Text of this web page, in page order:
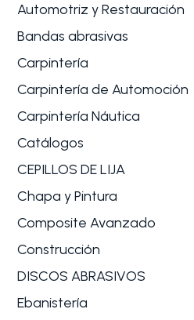
Automotriz y Restauración
Bandas abrasivas
Carpintería
Carpintería de Automoción
Carpintería Náutica
Catálogos
CEPILLOS DE LIJA
Chapa y Pintura
Composite Avanzado
Construcción
DISCOS ABRASIVOS
Ebanistería